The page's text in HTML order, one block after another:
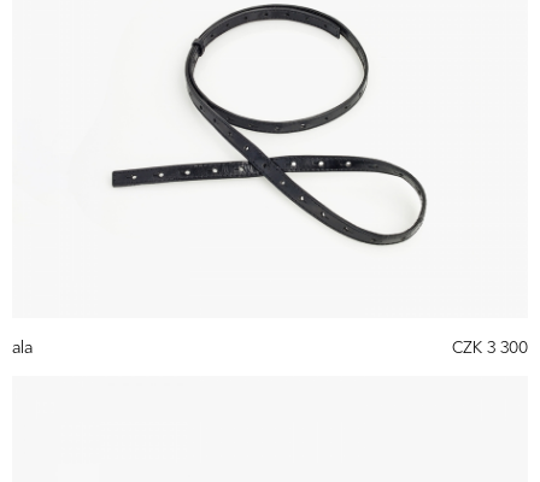
ala CZK 3 300